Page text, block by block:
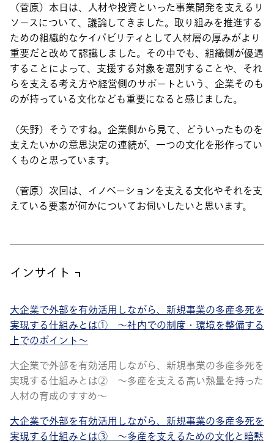
（菅原）本日は、人材や投資といった事業開発を支えるリ
ソースについて、議論してきました。取り組みを推進する
ための組織的なケイパビリティとして人材層の厚みがより
重要だと改めて認識しました。その中でも、組織側が優遇
することによって、支援する対象を選別することや、それ
らを支える考え方や経営側のサポートという、企業そのも
のが持っている文化なども重要になると感じました。
（矢野）そうですね。企業側から見て、どういったものを
支えたいかの意思決定の連続が、一つの文化を形作ってい
くものと思っています。
（菅原）次回は、イノベーションを支える文化やそれを支
えている要素が何かについてお伺いしたいと思います。
インサイト
大企業で外部を有効活用しながら、新規事業の多産多死を
実現する仕組みとは① ～社内での制度・環境を整備する
上でのポイント～
大企業で外部を有効活用しながら、新規事業の多産多死を
実現する仕組みとは② ～多産を支える高い熱量を持った
人材の育成のすすめ～
大企業で外部を有効活用しながら、新規事業の多産多死を
実現する仕組みとは③ ～多産を支えるための文化と暗黙